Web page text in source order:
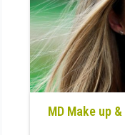
MD Make up